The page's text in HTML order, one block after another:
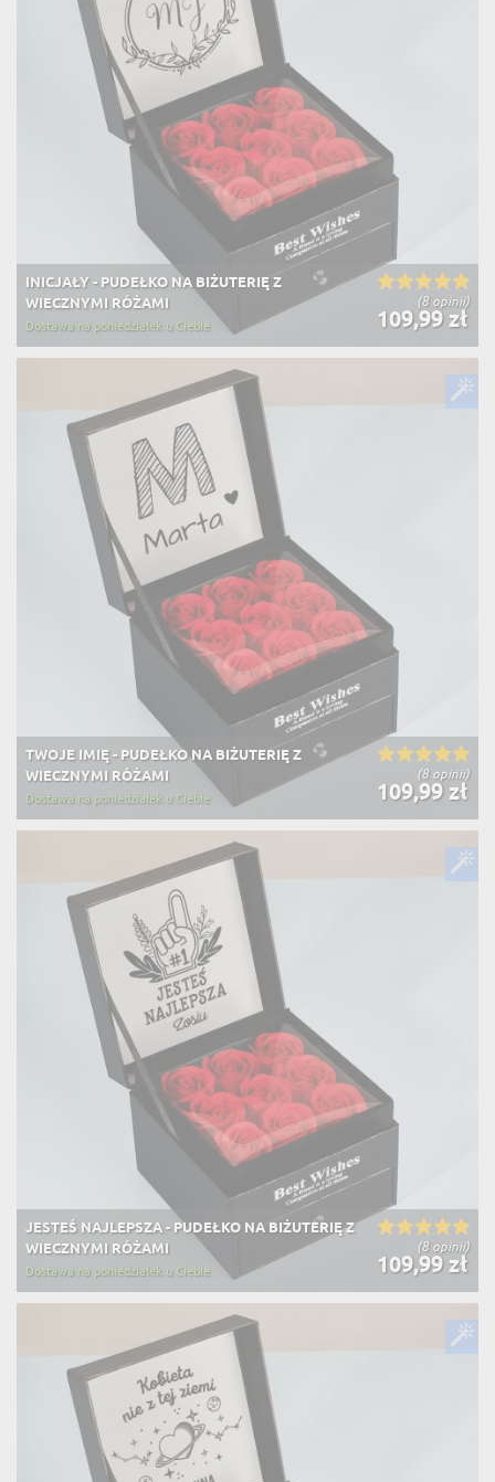
(8 opinii)
INICJAŁY - PUDEŁKO NA BIŻUTERIĘ Z
WIECZNYMI RÓŻAMI
109,99 zł
Dostawa na poniedziałek u Ciebie
(8 opinii)
TWOJE IMIĘ - PUDEŁKO NA BIŻUTERIĘ Z
WIECZNYMI RÓŻAMI
109,99 zł
Dostawa na poniedziałek u Ciebie
(8 opinii)
JESTEŚ NAJLEPSZA - PUDEŁKO NA BIŻUTERIĘ Z
WIECZNYMI RÓŻAMI
109,99 zł
Dostawa na poniedziałek u Ciebie